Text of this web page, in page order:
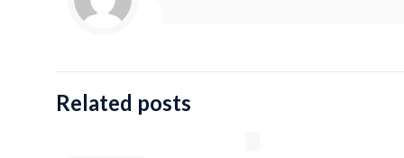
Related posts